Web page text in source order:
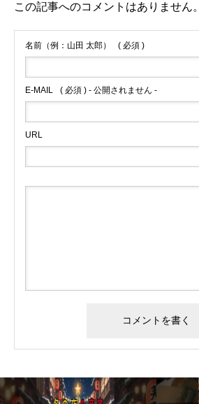
この記事へのコメントはありません。
名前（例：山田 太郎） ( 必須 )
E-MAIL ( 必須 ) - 公開されません -
URL